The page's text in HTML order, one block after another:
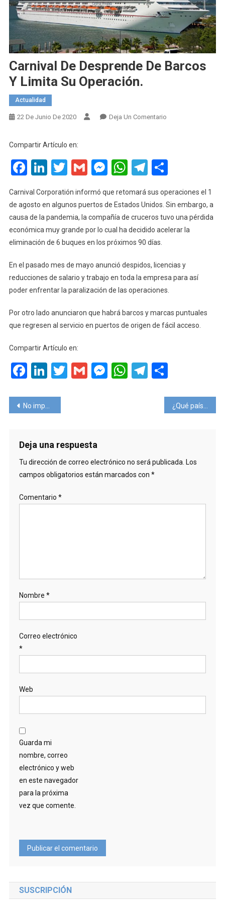
Carnival De Desprende De Barcos
Y Limita Su Operación.
Actualidad
22 De Junio De 2020 Deja Un ComentarioEn
De
Barcos
Su
Operación.
Compartir Artículo en:
Facebook
LinkedIn
Twitter
GmailMessenger
WhatsApp
Telegram
Carnival Corporatión informó que retomará sus operaciones el 1
de agosto en algunos puertos de Estados Unidos. Sin embargo, a
causa de la pandemia, la compañía de cruceros tuvo una pérdida
económica muy grande por lo cual ha decidido acelerar la
eliminación de 6 buques en los próximos 90 días.
En el pasado mes de mayo anunció despidos, licencias y
reducciones de salario y trabajo en toda la empresa para así
poder enfrentar la paralización de las operaciones.
Por otro lado anunciaron que habrá barcos y marcas puntuales
que regresen al servicio en puertos de origen de fácil acceso.
Compartir Artículo en:
Facebook
LinkedIn
Twitter
GmailMessenger
WhatsApp
Telegram
Navegación
entradas
No importa si la empresa es chilena, argentina, o de Marte… no hay turismo sin asientos. ¿Qué países tiene hoy un horizonte más positivo para recuperarse turísticamente?
Deja una respuesta
Tu dirección de correo electrónico no será publicada. Los
campos obligatorios están marcados con *
Comentario *
Nombre *
Correo electrónico
*
Web
Guarda mi
nombre, correo
electrónico y web
en este navegador
para la próxima
vez que comente.
SUSCRIPCIÓN